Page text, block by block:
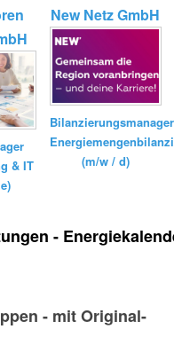
& IT
New Netz GmbH
Bilanzierungsmanager
(m/w / d)
-
- mit Original-